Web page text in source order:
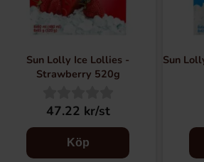
Sun Lolly Ice Lollies -
Strawberry 520g
47.22 kr/st
Köp
Sun